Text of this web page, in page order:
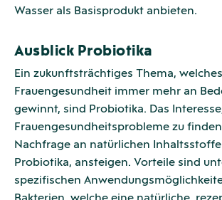
Wasser als Basisprodukt anbieten.
Ausblick Probiotika
Ein zukunftsträchtiges Thema,
Frauengesundheit immer mehr an
gewinnt, sind Probiotika. Das
Frauengesundheitsprobleme zu
Nachfrage an natürlichen
Probiotika, ansteigen. Vorteile sind
spezifischen